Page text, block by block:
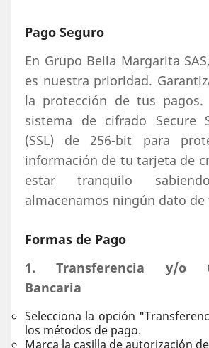
Pago Seguro
En Grupo Bella Margarita
es nuestra prioridad.
la protección de tus pagos.
sistema de cifrado Secure
(SSL) de 256-bit para
información de tu tarjeta de
estar tranquilo
almacenamos ningún dato
Formas de Pago
1. Transferencia y/o
Bancaria
Selecciona la opción
los métodos de pago.
Marca la casilla de autorización